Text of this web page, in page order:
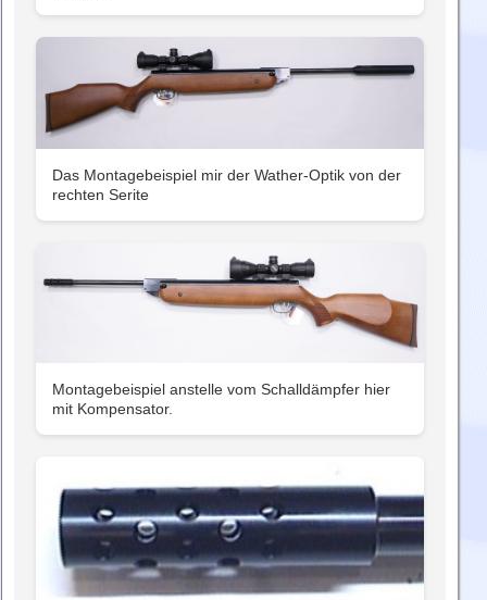
Das Montagebeispiel mir der Wather-Optik von der
rechten Serite
Montagebeispiel anstelle vom Schalldämpfer hier
mit Kompensator.